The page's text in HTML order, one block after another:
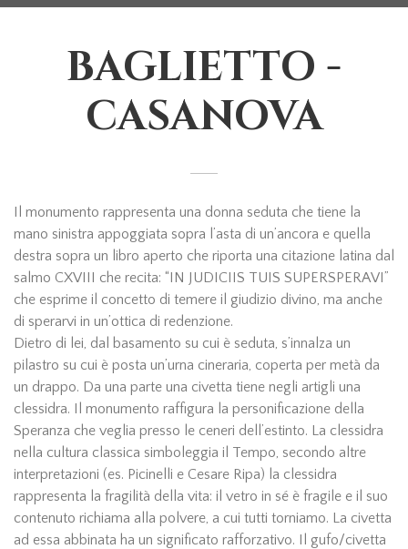
BAGLIETTO -
CASANOVA
Il monumento rappresenta una donna seduta che tiene la
mano sinistra appoggiata sopra l’asta di un’ancora e quella
destra sopra un libro aperto che riporta una citazione latina dal
salmo CXVIII che recita: “IN JUDICIIS TUIS SUPERSPERAVI”
che esprime il concetto di temere il giudizio divino, ma anche
di sperarvi in un’ottica di redenzione.
Dietro di lei, dal basamento su cui è seduta, s’innalza un
pilastro su cui è posta un’urna cineraria, coperta per metà da
un drappo. Da una parte una civetta tiene negli artigli una
clessidra. Il monumento raffigura la personificazione della
Speranza che veglia presso le ceneri dell’estinto. La clessidra
nella cultura classica simboleggia il Tempo, secondo altre
interpretazioni (es. Picinelli e Cesare Ripa) la clessidra
rappresenta la fragilità della vita: il vetro in sé è fragile e il suo
contenuto richiama alla polvere, a cui tutti torniamo. La civetta
ad essa abbinata ha un significato rafforzativo. Il gufo/civetta